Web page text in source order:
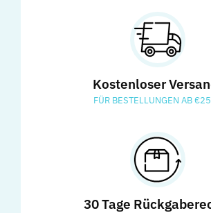
Kostenloser
FÜR BESTELLUNGEN AB
30 Tage